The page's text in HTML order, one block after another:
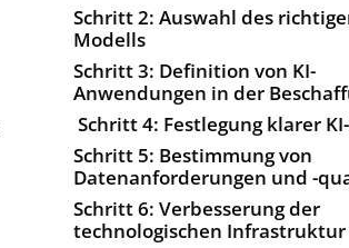
Schritt 2: Auswahl des
Modells
Schritt 3: Definition von KI-
Anwendungen in der
Schritt 4: Festlegung klarer
Schritt 5: Bestimmung von
Datenanforderungen und -
Schritt 6: Verbesserung der
technologischen Infrastruktur